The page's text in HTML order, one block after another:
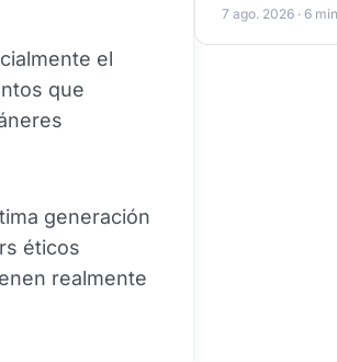
el
que
generación
éticos
realmente
7 ago. 2026 · 6